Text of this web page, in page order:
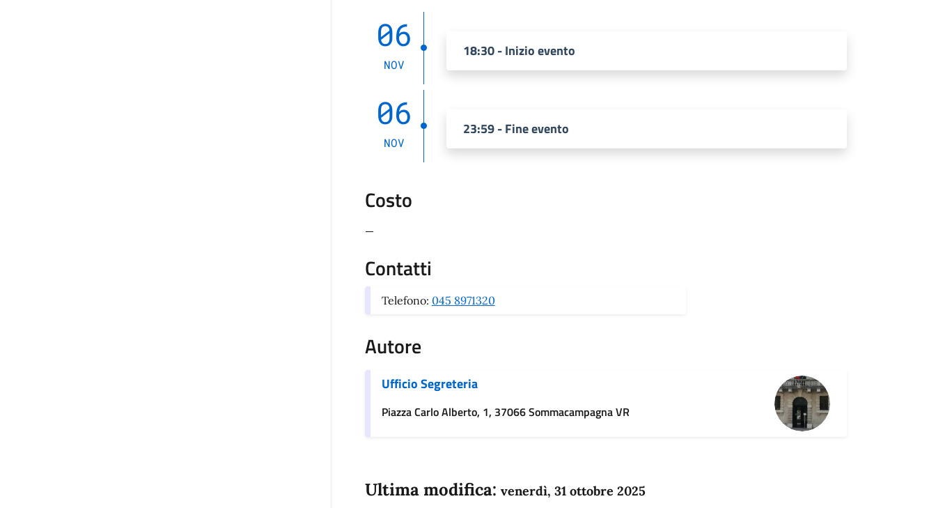
06
NOV
18:30 - Inizio evento
06
NOV
23:59 - Fine evento
Costo
Contatti
Telefono: 045 8971320
Autore
Ufficio Segreteria
Piazza Carlo Alberto, 1, 37066 Sommacampagna VR
Ultima modifica: venerdì, 31 ottobre 2025